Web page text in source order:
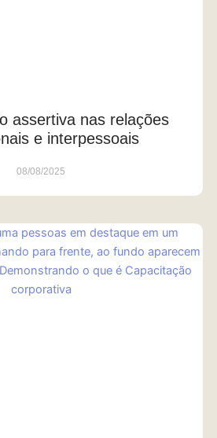
assertiva nas relações
e interpessoais
08/08/2025